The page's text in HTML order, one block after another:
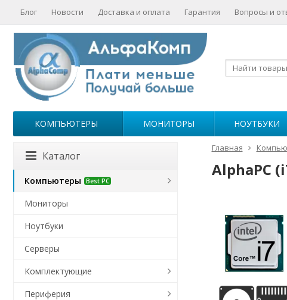
Блог Новости Доставка и оплата Гарантия Вопросы и
КОМПЬЮТЕРЫ МОНИТОРЫ НОУТБУКИ
Главная
AlphaPC
Каталог
Компьютеры Best PC
Мониторы
Ноутбуки
Серверы
Комплектующие
Периферия